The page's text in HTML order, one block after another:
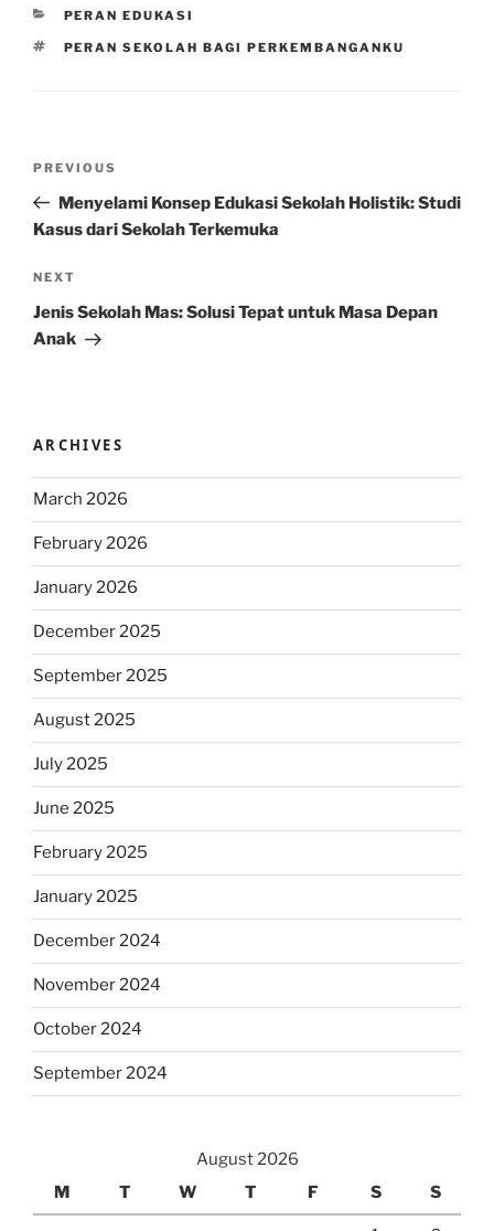
CATEGORIES
PERAN EDUKASI
TAGS
PERAN SEKOLAH BAGI PERKEMBANGANKU
Previous
Post
PREVIOUS
Menyelami Konsep Edukasi Sekolah Holistik: Studi
Kasus dari Sekolah Terkemuka
Next
Post
NEXT
Jenis Sekolah Mas: Solusi Tepat untuk Masa Depan
Anak
ARCHIVES
March 2026
February 2026
January 2026
December 2025
September 2025
August 2025
July 2025
June 2025
February 2025
January 2025
December 2024
November 2024
October 2024
September 2024
August 2026
M
T W T F S S